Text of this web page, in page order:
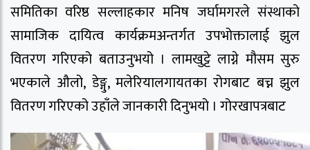
समितिका वरिष्ठ सल्लाहकार मनिष जर्घामगरले संस्थाको
सामाजिक दायित्व कार्यक्रमअन्तर्गत उपभोक्तालाई झुल
वितरण गरिएको बताउनुभयो । लामखुट्टे लाग्ने मौसम सुरु
भएकाले औलो, डेङ्गु, मलेरियालगायतका रोगबाट बच्न झुल
वितरण गरिएको उहाँले जानकारी दिनुभयो । गोरखापत्रबाट